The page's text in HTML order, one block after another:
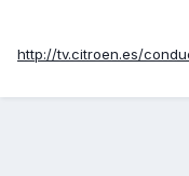
http://tv.citroen.es/